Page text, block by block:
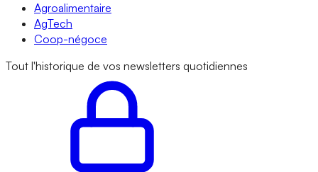
Agroalimentaire
AgTech
Coop-négoce
Tout l'historique de vos newsletters quotidiennes